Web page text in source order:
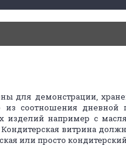
для демонстрации,
соотношения дневной
изделий например с
витрина
или просто